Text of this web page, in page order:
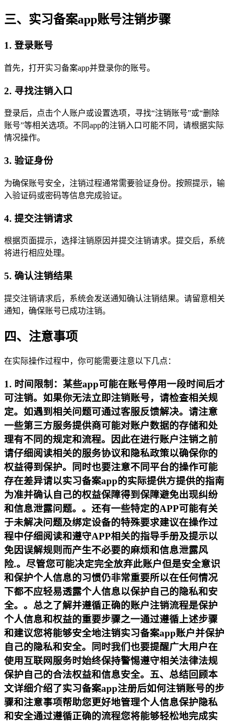
三、实习备案app账号注销步骤
1. 登录账号
首先，打开实习备案app并登录你的账号。
2. 寻找注销入口
登录后，点击个人账户或设置选项，寻找“注销账号”或“删除
账号”等相关选项。不同app的注销入口可能不同，请根据实际
情况操作。
3. 验证身份
为确保账号安全，注销过程通常需要验证身份。按照提示，输
入验证码或密码等信息完成验证。
4. 提交注销请求
根据页面提示，选择注销原因并提交注销请求。提交后，系统
将进行相应处理。
5. 确认注销结果
提交注销请求后，系统会发送通知确认注销结果。请留意相关
通知，确保账号已成功注销。
四、注意事项
在实际操作过程中，你可能需要注意以下几点：
1. 时间限制：某些app可能在账号停用一段时间后才
可注销。如果你无法立即注销账号，请检查相关规
定。如遇到相关问题可通过客服反馈解决。请注意
一些第三方服务提供商可能对账户数据的存储和处
理有不同的规定和流程。因此在进行账户注销之前
请仔细阅读相关的服务协议和隐私政策以确保你的
权益得到保护。同时也要注意不同平台的操作可能
存在差异请以实习备案app的实际提供方提供的指南
为准并确认自己的权益保障得到保障避免出现纠纷
和信息泄露问题。。还有一些特定的APP可能有关
于未解决问题及绑定设备的特殊要求建议在操作过
程中仔细阅读和遵守APP相关的指导手册及提示以
免因误解规则而产生不必要的麻烦和信息泄露风
险.。尽管您可能决定完全放弃此账户但是安全意识
和保护个人信息的习惯仍非常重要所以在任何情况
下都不应轻易透露个人信息以保护自己的隐私和安
全。。总之了解并遵循正确的账户注销流程是保护
个人信息和权益的重要步骤之一通过遵循上述步骤
和建议您将能够安全地注销实习备案app账户并保护
自己的隐私和安全。同时我们也要提醒广大用户在
使用互联网服务时始终保持警惕遵守相关法律法规
保护自己的合法权益和信息安全。五、总结回顾本
文详细介绍了实习备案app注册后如何注销账号的步
骤和注意事项帮助您更好地管理个人信息保护隐私
和安全通过遵循正确的流程您将能够轻松地完成实